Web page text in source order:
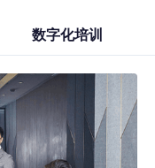
数字化培训